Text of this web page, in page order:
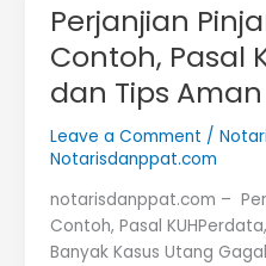
Perjanjian
Contoh, Pasal
dan Tips Aman
Leave a Comment /
Notarisdanppat.com
notarisdanppat.com –
Contoh, Pasal
Banyak Kasus Utang